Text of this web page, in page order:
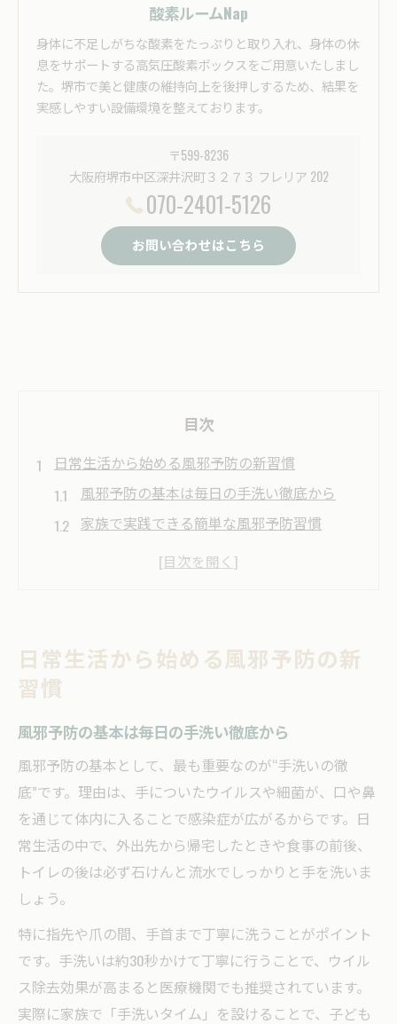
酸素ルームNap
身体に不足しがちな酸素をたっぷりと取り入れ、身体の休
息をサポートする高気圧酸素ボックスをご用意いたしまし
た。堺市で美と健康の維持向上を後押しするため、結果を
実感しやすい設備環境を整えております。
〒599-8236
大阪府堺市中区深井沢町３２７３ フレリア 202
070-2401-5126
お問い合わせはこちら
目次
日常生活から始める風邪予防の新習慣
風邪予防の基本は毎日の手洗い徹底から
家族で実践できる簡単な風邪予防習慣
風邪予防と室内換気のポイントを解説
インフルエンザに強い家族を目指す生活術
風邪予防とインフルエンザ対策の両立方法
インフルエンザ予防に有効な日々の工夫
風邪予防に効く睡眠と休養の重要性
インフルエンザ対策としての外出ルール
免疫力アップのカギとなる風邪予防実践法
風邪予防に役立つ免疫力向上の方法
発酵食品で風邪予防と腸内環境改善
免疫力を高める風邪予防の新常識
風邪予防とストレス対策の関係について
食事と飲み物でできるインフルエンザ対策
日常生活から始める風邪予防の新
習慣
風邪予防の基本は毎日の手洗い徹底から
風邪予防の基本として、最も重要なのが“手洗いの徹
底”です。理由は、手についたウイルスや細菌が、口や鼻
を通じて体内に入ることで感染症が広がるからです。日
常生活の中で、外出先から帰宅したときや食事の前後、
トイレの後は必ず石けんと流水でしっかりと手を洗いま
しょう。
特に指先や爪の間、手首まで丁寧に洗うことがポイント
です。手洗いは約30秒かけて丁寧に行うことで、ウイル
ス除去効果が高まると医療機関でも推奨されています。
実際に家族で「手洗いタイム」を設けることで、子ども